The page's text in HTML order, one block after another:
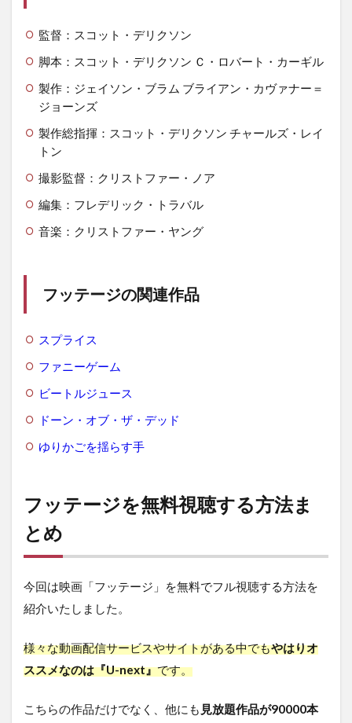
監督：スコット・デリクソン
脚本：スコット・デリクソン Ｃ・ロバート・カーギル
製作：ジェイソン・ブラム ブライアン・カヴァナー＝
ジョーンズ
製作総指揮：スコット・デリクソン チャールズ・レイ
トン
撮影監督：クリストファー・ノア
編集：フレデリック・トラバル
音楽：クリストファー・ヤング
フッテージの関連作品
スプライス
ファニーゲーム
ビートルジュース
ドーン・オブ・ザ・デッド
ゆりかごを揺らす手
フッテージを無料視聴する方法ま
とめ
今回は映画「フッテージ」を無料でフル視聴する方法を
紹介いたしました。
様々な動画配信サービスやサイトがある中でもやはりオ
ススメなのは『U-next』です。
こちらの作品だけでなく、他にも 見放題作品が90000本